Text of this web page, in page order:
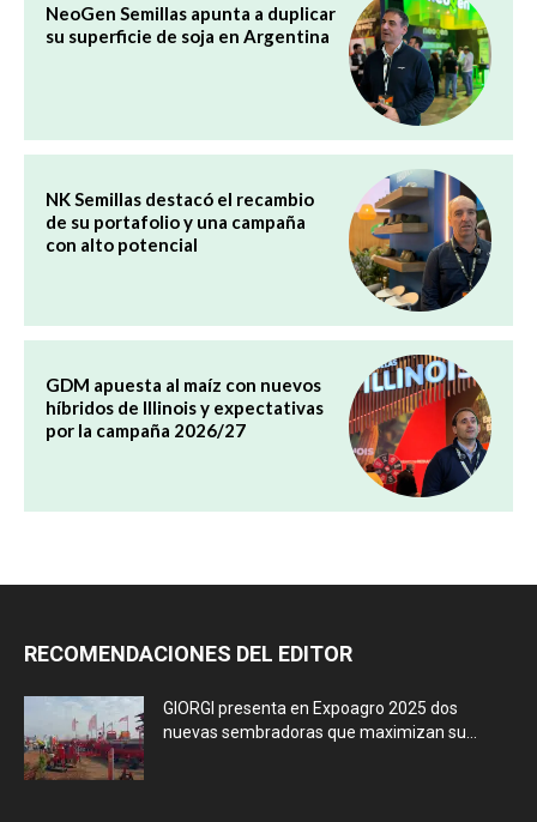
NeoGen Semillas apunta a duplicar
su superficie de soja en Argentina
NK Semillas destacó el recambio
de su portafolio y una campaña
con alto potencial
GDM apuesta al maíz con nuevos
híbridos de Illinois y expectativas
por la campaña 2026/27
RECOMENDACIONES DEL EDITOR
GIORGI presenta en Expoagro 2025 dos
nuevas sembradoras que maximizan su...